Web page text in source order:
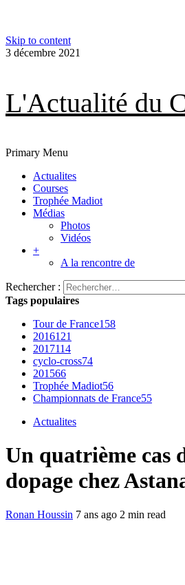
Skip to content
3 décembre 2021
L'Actualité du
Primary Menu
Actualites
Courses
Trophée Madiot
Médias
Photos
Vidéos
+
A la rencontre de
Rechercher :
Tags populaires
Tour de France158
2016121
2017114
cyclo-cross74
201566
Trophée Madiot56
Championnats de France55
Actualites
Un quatrième cas
dopage chez
Ronan Houssin 7 ans ago 2 min read